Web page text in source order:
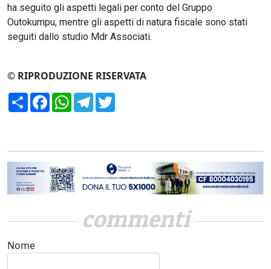
ha seguito gli aspetti legali per conto del Gruppo
Outokumpu, mentre gli aspetti di natura fiscale sono stati
seguiti dallo studio Mdr Associati.
© RIPRODUZIONE RISERVATA
CondividiFacebookWhatsApp
Telegram
commenti
Nome